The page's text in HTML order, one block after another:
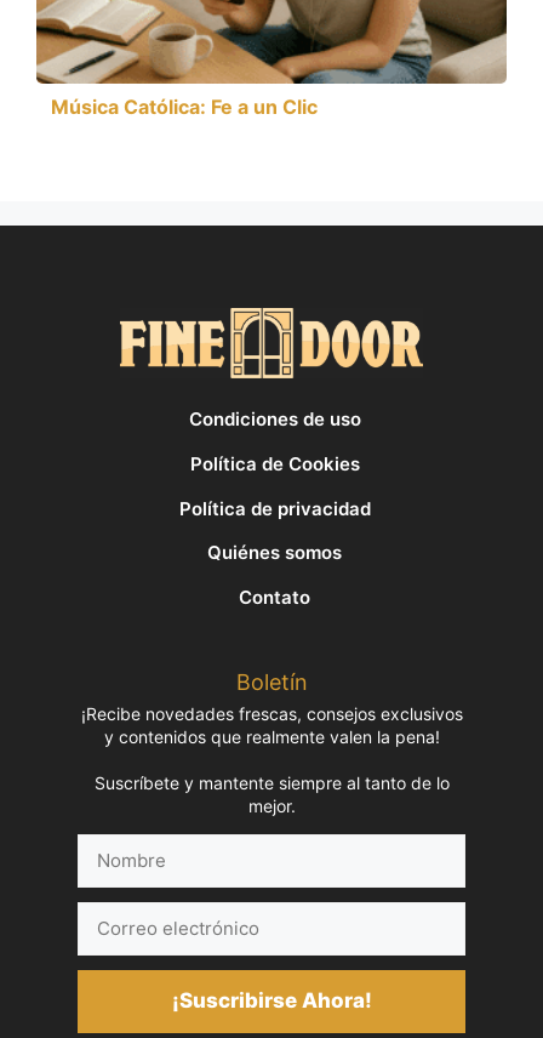
Música Católica: Fe a un Clic
Condiciones de uso
Política de Cookies
Política de privacidad
Quiénes somos
Contato
Boletín
¡Recibe novedades frescas, consejos exclusivos
y contenidos que realmente valen la pena!
Suscríbete y mantente siempre al tanto de lo
mejor.
electrónico
¡Suscribirse Ahora!